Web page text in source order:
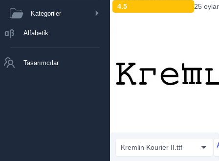
Kategoriler
Alfabetik
Tasarımcılar
4.5
25 oylar
Kremlin Kourier II.ttf